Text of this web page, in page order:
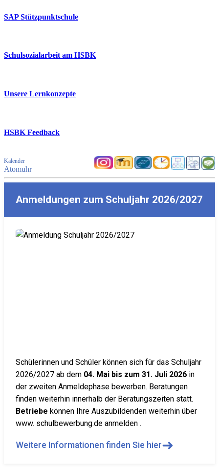
SAP Stützpunktschule
Schulsozialarbeit am HSBK
Unsere Lernkonzepte
HSBK Feedback
Kalender
Atomuhr
Anmeldungen zum Schuljahr 2026/2027
Schülerinnen und Schüler können sich für das Schuljahr
2026/2027 ab dem 04. Mai bis zum 31. Juli 2026 in
der zweiten Anmeldephase bewerben. Beratungen
finden weiterhin innerhalb der Beratungszeiten statt.
Betriebe können Ihre Auszubildenden weiterhin über
www. schulbewerbung.de anmelden .
Weitere Informationen finden Sie hier➜